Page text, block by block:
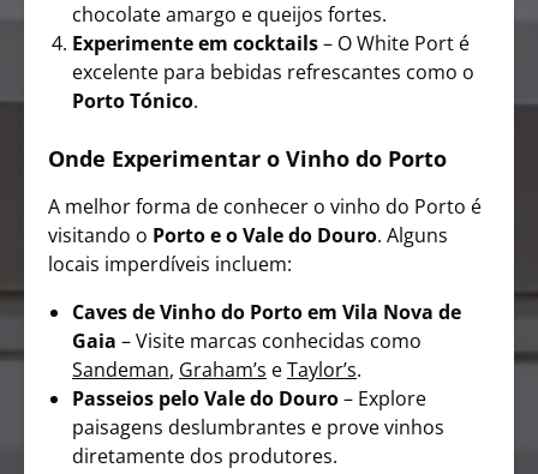
chocolate amargo e queijos fortes.
Experimente em cocktails– O White Port é
excelente para bebidas refrescantes como o
Porto Tónico.
Onde Experimentar o Vinho do Porto
A melhor forma de conhecer o vinho do Porto é
visitando o Porto e o Vale do Douro. Alguns
locais imperdíveis incluem:
Caves de Vinho do Porto em Vila Nova de
Gaia – Visite marcas conhecidas como
Sandeman, Graham’s eTaylor’s.
Passeios pelo Vale do Douro– Explore
paisagens deslumbrantes e prove vinhos
diretamente dos produtores.